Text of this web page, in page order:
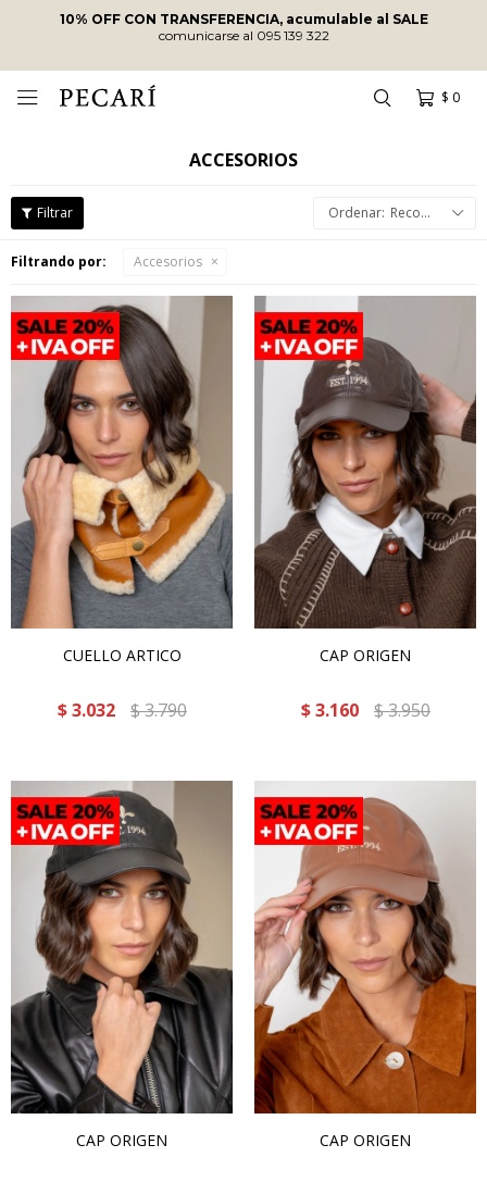
ENVÍOS SIN COSTOA PARTIR DE$10.000·
EN COMPRAS REALIZADAS ANTES DE
$ 0

ACCESORIOS
Recomendados
Filtrando por: Accesorios
CUELLO ARTICO
$ 3.032 $3.790
CAP ORIGEN
$ 3.160 $3.950
CAP ORIGEN CAP ORIGEN